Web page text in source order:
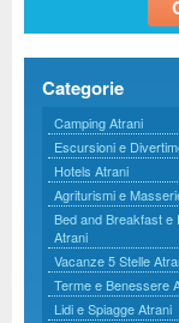
Categorie
Camping Atrani
Escursioni e
Hotels Atrani
Agriturismi e
Bed and Breakfast e
Atrani
Vacanze 5 Stelle
Terme e Benessere
Lidi e Spiagge Atrani